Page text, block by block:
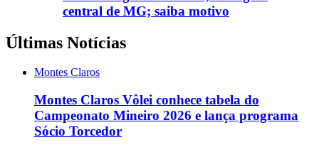
central de MG; saiba motivo
Últimas Notícias
Montes Claros
Montes Claros Vôlei conhece tabela do
Campeonato Mineiro 2026 e lança programa
Sócio Torcedor